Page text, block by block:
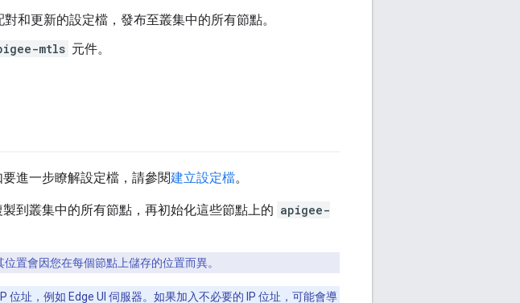
和更新的設定檔，發布至叢集中的所有節點。
mtls 元件。
進一步瞭解設定檔，請參閱建立設定檔。
到叢集中的所有節點，再初始化這些節點上的 apigee-
位置會因您在每個節點上儲存的位置而異。
位址，例如 Edge UI 伺服器。如果加入不必要的 IP 位址，可能會導